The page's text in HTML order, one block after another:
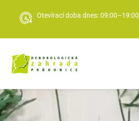
Otevírací doba dnes: 09:00–19:00